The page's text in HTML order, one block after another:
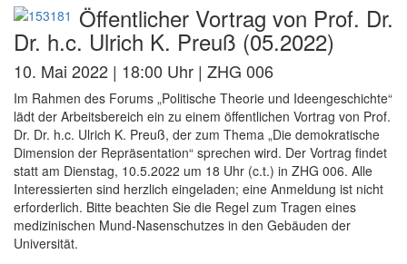
Öffentlicher Vortrag von Prof. Dr.
Dr. h.c. Ulrich K. Preuß (05.2022)
10. Mai 2022 | 18:00 Uhr | ZHG 006
Im Rahmen des Forums „Politische Theorie und Ideengeschichte“
lädt der Arbeitsbereich ein zu einem öffentlichen Vortrag von Prof.
Dr. Dr. h.c. Ulrich K. Preuß, der zum Thema „Die demokratische
Dimension der Repräsentation“ sprechen wird. Der Vortrag findet
statt am Dienstag, 10.5.2022 um 18 Uhr (c.t.) in ZHG 006. Alle
Interessierten sind herzlich eingeladen; eine Anmeldung ist nicht
erforderlich. Bitte beachten Sie die Regel zum Tragen eines
medizinischen Mund-Nasenschutzes in den Gebäuden der
Universität.